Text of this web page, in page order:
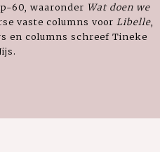
60, waaronder Wat doen we
vaste columns voor Libelle
en columns schreef Tineke